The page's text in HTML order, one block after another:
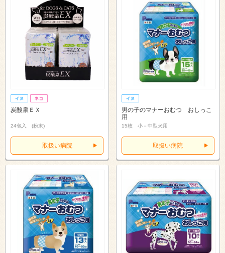
炭酸泉ＥＸ
24包入 (粉末)
取扱い病院
男の子のマナーおむつ おしっこ
用
15枚 小－中型犬用
取扱い病院